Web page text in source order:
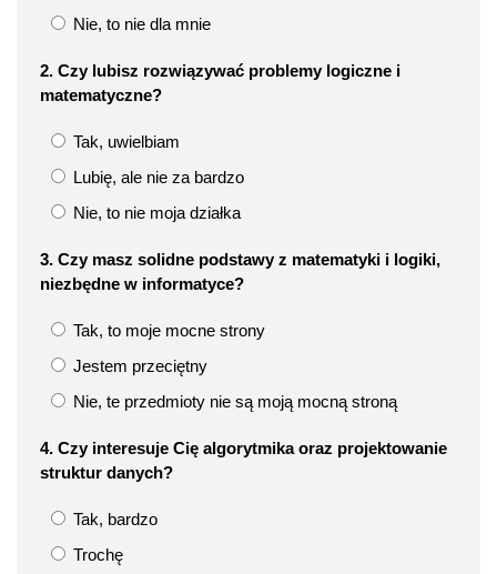
Nie, to nie dla mnie
2. Czy lubisz rozwiązywać problemy logiczne i
matematyczne?
Tak, uwielbiam
Lubię, ale nie za bardzo
Nie, to nie moja działka
3. Czy masz solidne podstawy z matematyki i logiki,
niezbędne w informatyce?
Tak, to moje mocne strony
Jestem przeciętny
Nie, te przedmioty nie są moją mocną stroną
4. Czy interesuje Cię algorytmika oraz projektowanie
struktur danych?
Tak, bardzo
Trochę